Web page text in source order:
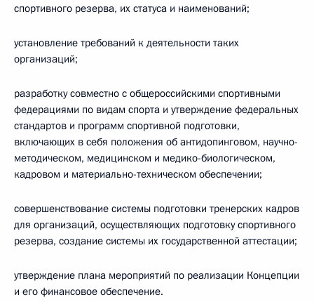
спортивного резерва, их статуса и наименований;
установление требований к деятельности таких
организаций;
разработку совместно с общероссийскими спортивными
федерациями по видам спорта и утверждение федеральных
стандартов и программ спортивной подготовки,
включающих в себя положения об антидопинговом, научно-
методическом, медицинском и медико-биологическом,
кадровом и материально-техническом обеспечении;
совершенствование системы подготовки тренерских кадров
для организаций, осуществляющих подготовку спортивного
резерва, создание системы их государственной аттестации;
утверждение плана мероприятий по реализации Концепции
и его финансовое обеспечение.